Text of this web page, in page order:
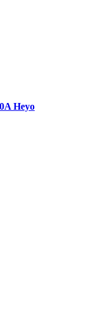
Heyo